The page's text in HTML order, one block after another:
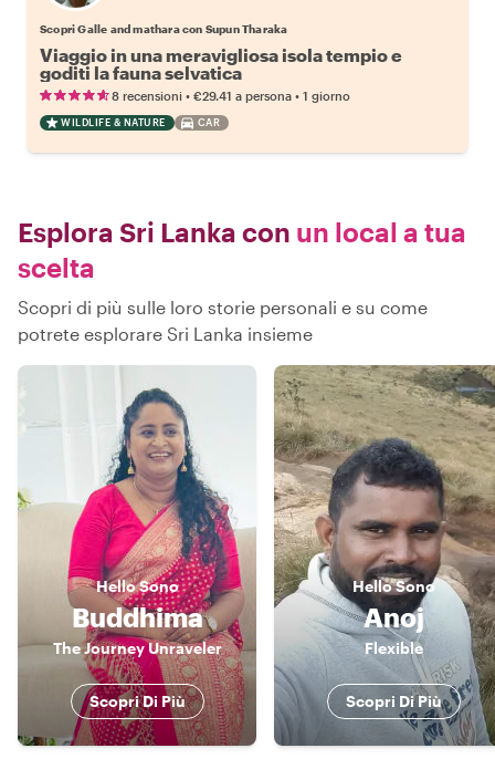
Scopri Galle and mathara con Supun Tharaka
Viaggio in una meravigliosa isola tempio e
goditi la fauna selvatica
8 recensioni • €29.41 a persona • 1 giorno
WILDLIFE & NATURE CAR
Esplora Sri Lanka con un local a tua
scelta
Scopri di più sulle loro storie personali e su come
potrete esplorare Sri Lanka insieme
HelloSono
Buddhima
The Journey Unraveler
Scopri Di Più
HelloSono
Anoj
Flexible
Scopri Di Più